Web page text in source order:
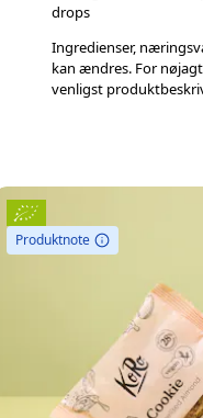
drops
Ingredienser,
kan ændres. For
venligst
Produktnote